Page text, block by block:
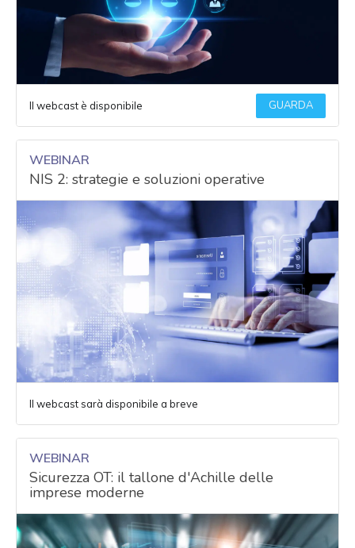
Il webcast è disponibile GUARDA
WEBINAR
NIS 2: strategie e soluzioni operative
Il webcast sarà disponibile a breve
WEBINAR
Sicurezza OT: il tallone d'Achille delle
imprese moderne